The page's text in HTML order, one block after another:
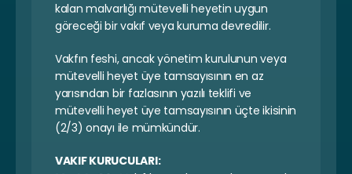
kalan malvarlığı mütevelli heyetin uygun
göreceği bir vakıf veya kuruma devredilir.
Vakfın feshi, ancak yönetim kurulunun veya
mütevelli heyet üye tamsayısının en az
yarısından bir fazlasının yazılı teklifi ve
mütevelli heyet üye tamsayısının üçte ikisinin
(2/3) onayı ile mümkündür.
VAKIF KURUCULARI: